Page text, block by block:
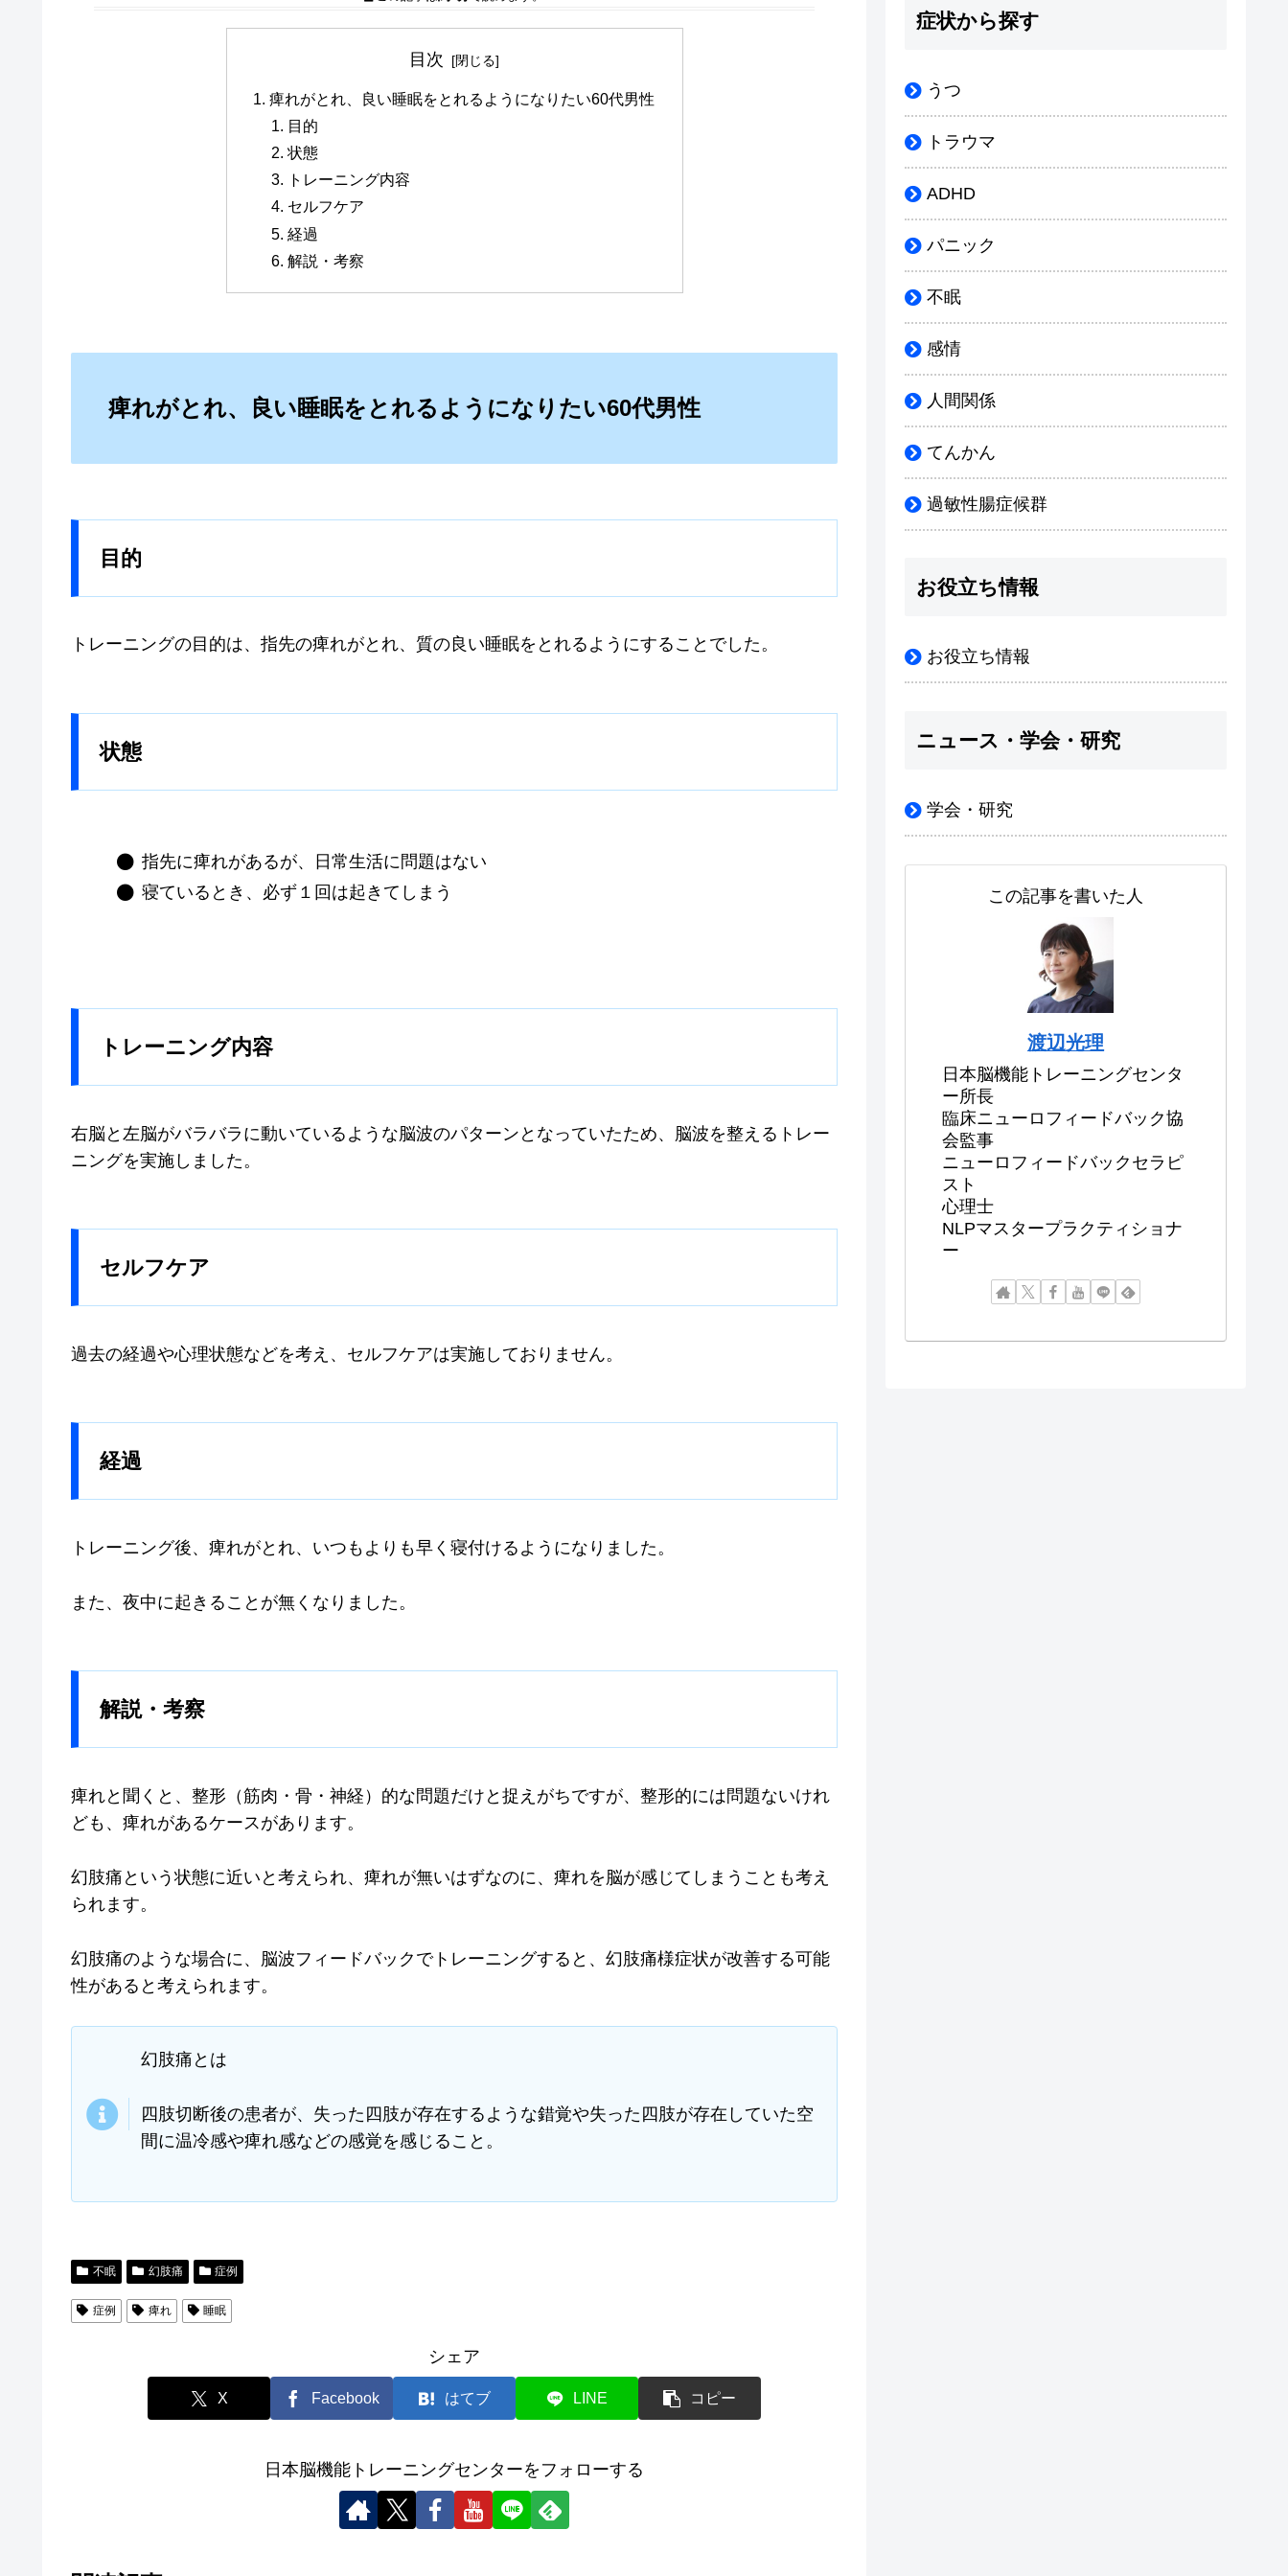
目次
痺れがとれ、良い睡眠をとれるようになりたい60代男性
目的
状態
トレーニング内容
セルフケア
経過
解説・考察
痺れがとれ、良い睡眠をとれるようになりたい60代男性
目的
トレーニングの目的は、指先の痺れがとれ、質の良い睡眠をとれるようにすることでした。
状態
指先に痺れがあるが、日常生活に問題はない
寝ているとき、必ず１回は起きてしまう
トレーニング内容
右脳と左脳がバラバラに動いているような脳波のパターンとなっていたため、脳波を整えるトレー
ニングを実施しました。
セルフケア
過去の経過や心理状態などを考え、セルフケアは実施しておりません。
経過
トレーニング後、痺れがとれ、いつもよりも早く寝付けるようになりました。
また、夜中に起きることが無くなりました。
解説・考察
痺れと聞くと、整形（筋肉・骨・神経）的な問題だけと捉えがちですが、整形的には問題ないけれ
ども、痺れがあるケースがあります。
幻肢痛という状態に近いと考えられ、痺れが無いはずなのに、痺れを脳が感じてしまうことも考え
られます。
幻肢痛のような場合に、脳波フィードバックでトレーニングすると、幻肢痛様症状が改善する可能
性があると考えられます。
幻肢痛とは
四肢切断後の患者が、失った四肢が存在するような錯覚や失った四肢が存在していた空
間に温冷感や痺れ感などの感覚を感じること。
不眠 幻肢痛 症例
症例 痺れ 睡眠
シェア
X Facebook はてブ LINE コピー
日本脳機能トレーニングセンターをフォローする
症状から探す
うつ
トラウマ
ADHD
パニック
不眠
感情
人間関係
てんかん
過敏性腸症候群
お役立ち情報
お役立ち情報
ニュース・学会・研究
学会・研究
この記事を書いた人
渡辺光理
日本脳機能トレーニングセンタ
ー所長
臨床ニューロフィードバック協
会監事
ニューロフィードバックセラピ
スト
心理士
NLPマスタープラクティショナ
ー